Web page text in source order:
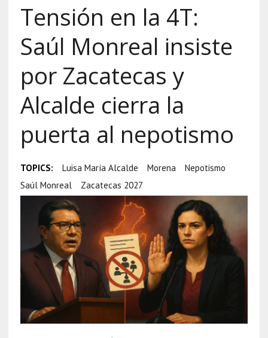
Tensión en la 4T:
Saúl Monreal insiste
por Zacatecas y
Alcalde cierra la
puerta al nepotismo
TOPICS: Luisa María Alcalde Morena
Nepotismo
Saúl Monreal
Zacatecas 2027